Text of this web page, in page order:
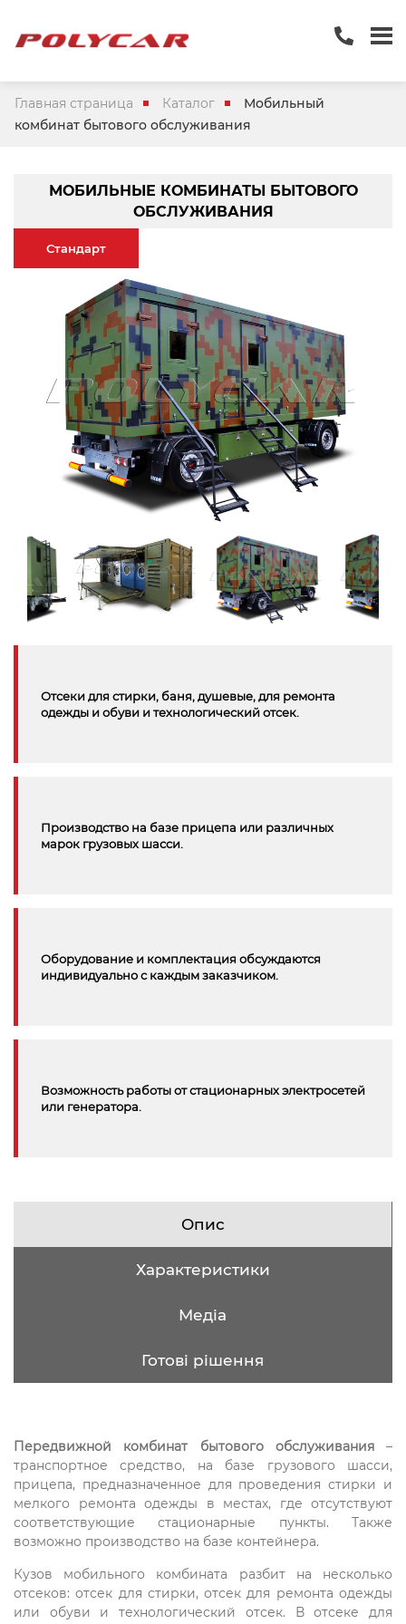
Главная страница Каталог
Мобильный
комбинат бытового обслуживания
МОБИЛЬНЫЕ КОМБИНАТЫ БЫТОВОГО
ОБСЛУЖИВАНИЯ
Стандарт
Отсеки для стирки, баня, душевые, для ремонта
одежды и обуви и технологический отсек.
Производство на базе прицепа или различных
марок грузовых шасси.
Оборудование и комплектация обсуждаются
индивидуально с каждым заказчиком.
Возможность работы от стационарных электросетей
или генератора.
Опис
Характеристики
Медіа
Готові рішення
Передвижной комбинат бытового обслуживания–
транспортное средство, на базе грузового шасси,
прицепа, предназначенное для проведения стирки и
мелкого ремонта одежды в местах, где отсутствуют
соответствующие стационарные пункты. Также
возможно производство на базе контейнера.
Кузов мобильного комбината разбит на несколько
отсеков: отсек для стирки, отсек для ремонта одежды
или обуви и технологический отсек. В отсеке для